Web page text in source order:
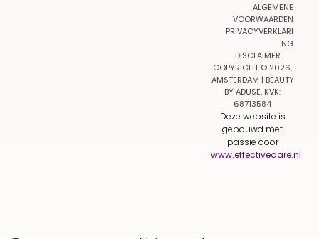
ALGEMENE
VOORWAARDEN
PRIVACYVERKLARI
NG
DISCLAIMER
COPYRIGHT © 2026,
AMSTERDAM | BEAUTY
BY ADUSE, KVK:
68713584
Deze website is
gebouwd met
passie door
www.effectivedare.nl